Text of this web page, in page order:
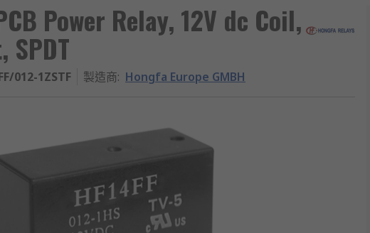
Power Relay, 12V dc Coil,
012-1ZSTF 製造商: Hongfa Europe GMBH